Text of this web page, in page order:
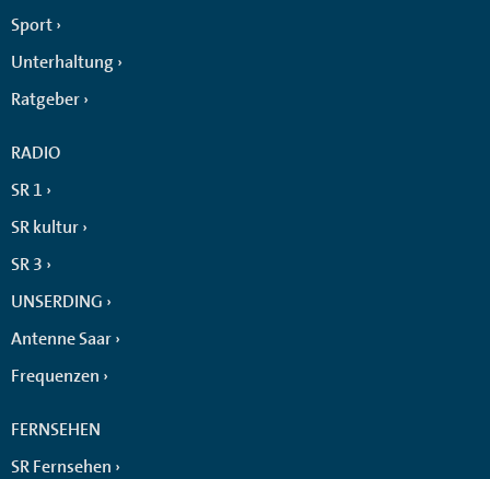
Sport
Unterhaltung
Ratgeber
RADIO
SR 1
SR kultur
SR 3
UNSERDING
Antenne Saar
Frequenzen
FERNSEHEN
SR Fernsehen